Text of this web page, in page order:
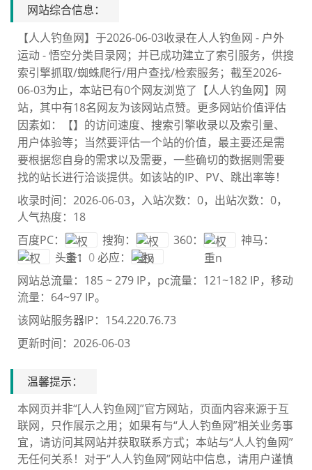
网站综合信息：
【人人钓鱼网】于2026-06-03收录在人人钓鱼网 - 户外
运动 - 悟空分类目录网；并已成功建立了索引服务，供搜
索引擎抓取/蜘蛛爬行/用户查找/检索服务；截至2026-
06-03为止，本站已有0个网友浏览了【人人钓鱼网】网
站，其中有18名网友为该网站点赞。更多网站价值评估
因素如：【】的访问速度、搜索引擎收录以及索引量、
用户体验等；当然要评估一个站的价值，最主要还是需
要根据您自身的需求以及需要，一些确切的数据则需要
找的站长进行洽谈提供。如该站的IP、PV、跳出率等！
收录时间：2026-06-03，入站次数：0，出站次数：0，
人气热度：18
百度PC：
搜狗： 360：
神马：
头条： 0必应：
网站总流量： 185 ~ 279 IP，pc流量： 121~182 IP，移动
流量： 64~97 IP。
该网站服务器IP：154.220.76.73
更新时间：2026-06-03
温馨提示：
本网页并非“[人人钓鱼网]”官方网站，页面内容来源于互
联网，只作展示之用；如果有与“人人钓鱼网”相关业务事
宜，请访问其网站并获取联系方式；本站与“人人钓鱼网”
无任何关系！对于“人人钓鱼网”网站中信息，请用户谨慎